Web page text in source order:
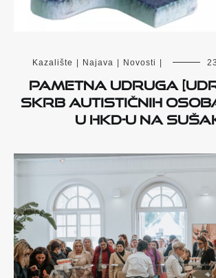
Kazalište Najava Novosti
Pametna udruga
skrb autističnih
u HKD-u na